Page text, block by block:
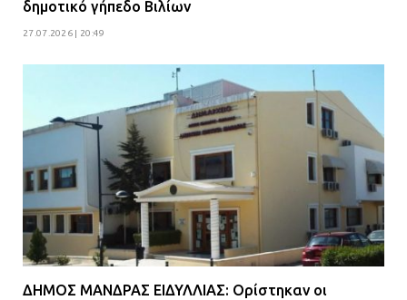
δημοτικό γήπεδο Βιλίων
27.07.2026 | 20:49
ΔΗΜΟΣ ΜΑΝΔΡΑΣ ΕΙΔΥΛΛΙΑΣ: Ορίστηκαν οι